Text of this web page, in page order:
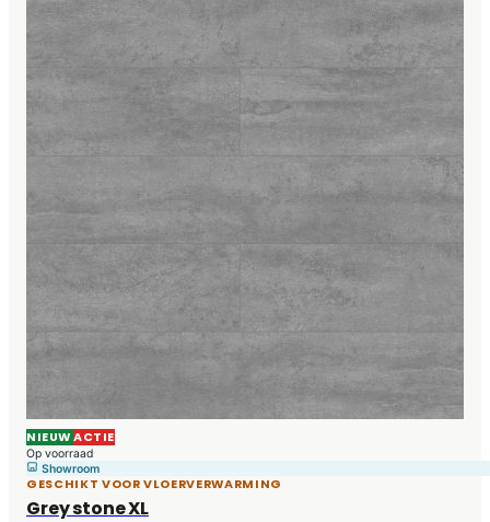
NIEUWACTIE
Op voorraad
Showroom
GESCHIKT VOOR VLOERVERWARMING
Grey stone XL